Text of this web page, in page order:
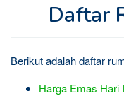
Daftar
Al
Berikut adalah daftar
Harga Emas Hari